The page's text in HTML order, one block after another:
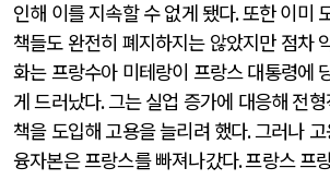
인해 이를 지속할 수 없게 됐다.또한 이미
책들도 완전히 폐지하지는 않았지만 점차
화는 프랑수아 미테랑이 프랑스 대통령에
게 드러났다.그는 실업 증가에 대응해 전
책을 도입해 고용을 늘리려 했다.그러나
융자본은 프랑스를 빠져나갔다.프랑스 프